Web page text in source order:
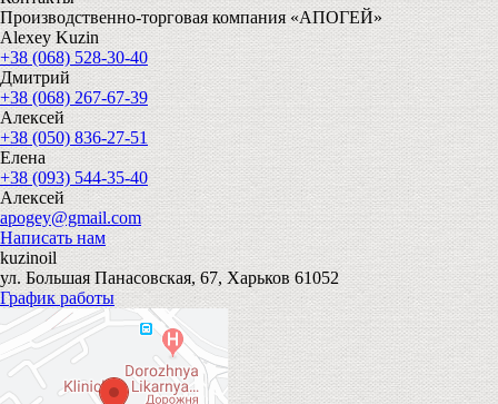
Производственно-торговая компания «АПОГЕЙ»
Alexey Kuzin
+38 (068) 528-30-40
Дмитрий
+38 (068) 267-67-39
Алексей
+38 (050) 836-27-51
Елена
+38 (093) 544-35-40
Алексей
apogey@gmail.com
Написать нам
kuzinoil
ул. Большая Панасовская, 67, Харьков 61052
График работы